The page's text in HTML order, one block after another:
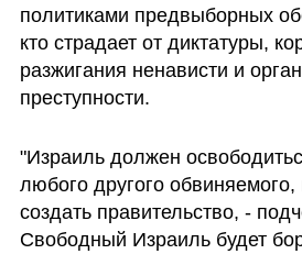
политиками предвыборных
кто страдает от диктатуры,
разжигания ненависти и
преступности.
"Израиль должен
любого другого
создать правительство, -
Свободный Израиль будет